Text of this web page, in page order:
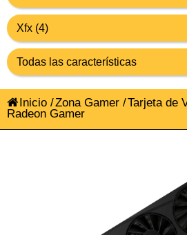
Inicio /Zona Gamer /Tarjeta de
Radeon Gamer